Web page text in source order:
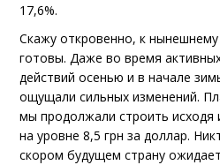
17,6%.
Скажу откровенно, к
готовы. Даже во время
действий осенью и в начале
ощущали сильных изменений.
мы продолжали строить исходя
на уровне 8,5 грн за доллар.
скором будущем страну